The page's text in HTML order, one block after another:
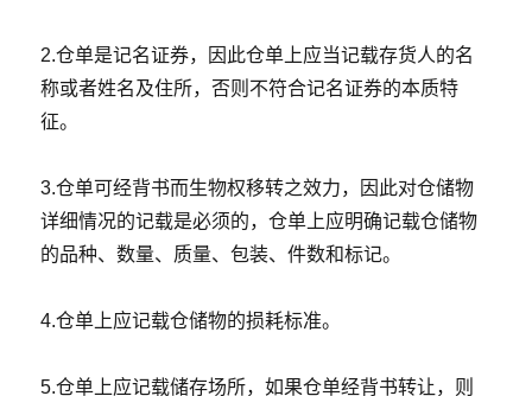
2.仓单是记名证券，因此仓单上应当记载存货人的名
称或者姓名及住所，否则不符合记名证券的本质特
征。
3.仓单可经背书而生物权移转之效力，因此对仓储物
详细情况的记载是必须的，仓单上应明确记载仓储物
的品种、数量、质量、包装、件数和标记。
4.仓单上应记载仓储物的损耗标准。
5.仓单上应记载储存场所，如果仓单经背书转让，则